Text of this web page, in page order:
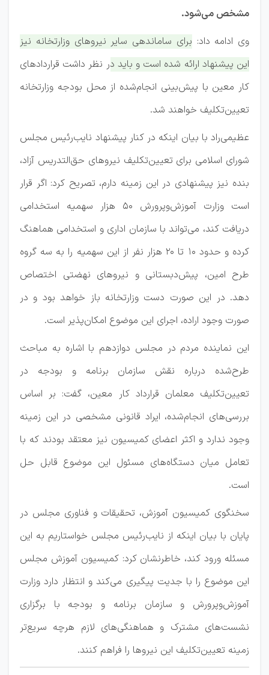
مشخص می‌شود.
وی ادامه داد: برای ساماندهی سایر نیروهای وزارتخانه نیز
این پیشنهاد ارائه شده است و باید در نظر داشت قراردادهای
کار معین با پیش‌بینی انجام‌شده از محل بودجه وزارتخانه
تعیین‌تکلیف خواهند شد.
عظیمی‌راد با بیان اینکه در کنار پیشنهاد نایب‌رئیس مجلس
شورای اسلامی برای تعیین‌تکلیف نیروهای حق‌التدریس آزاد،
بنده نیز پیشنهادی در این زمینه دارم، تصریح کرد: اگر قرار
است وزارت آموزش‌وپرورش ۵۰ هزار سهمیه استخدامی
دریافت کند، می‌تواند با سازمان اداری و استخدامی هماهنگ
کرده و حدود ۱۰ تا ۲۰ هزار نفر از این سهمیه را به سه گروه
طرح امین، پیش‌دبستانی و نیروهای نهضتی اختصاص
دهد. در این صورت دست وزارتخانه باز خواهد بود و در
صورت وجود اراده، اجرای این موضوع امکان‌پذیر است.
این نماینده مردم در مجلس دوازدهم با اشاره به مباحث
طرح‌شده درباره نقش سازمان برنامه و بودجه در
تعیین‌تکلیف معلمان قرارداد کار معین، گفت: بر اساس
بررسی‌های انجام‌شده، ایراد قانونی مشخصی در این زمینه
وجود ندارد و اکثر اعضای کمیسیون نیز معتقد بودند که با
تعامل میان دستگاه‌های مسئول این موضوع قابل حل
است.
سخنگوی کمیسیون آموزش، تحقیقات و فناوری مجلس در
پایان با بیان اینکه از نایب‌رئیس مجلس خواستاریم به این
مسئله ورود کند، خاطرنشان کرد: کمیسیون آموزش مجلس
این موضوع را با جدیت پیگیری می‌کند و انتظار دارد وزارت
آموزش‌وپرورش و سازمان برنامه و بودجه با برگزاری
نشست‌های مشترک و هماهنگی‌های لازم هرچه سریع‌تر
زمینه تعیین‌تکلیف این نیروها را فراهم کنند.